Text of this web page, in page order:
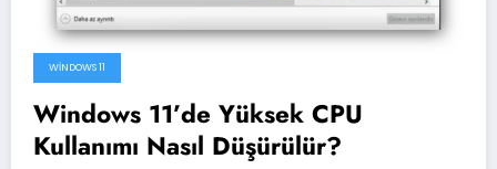
WINDOWS 11
Windows 11’de Yüksek CPU
Kullanımı Nasıl Düşürülür?